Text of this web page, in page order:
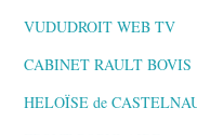
VUDUDROIT WEB TV
CABINET RAULT BOVIS
HELOÏSE de